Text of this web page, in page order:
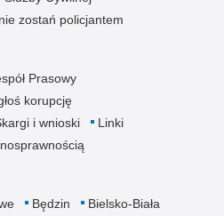
zostań policjantem
Prasowy
korupcję
i wnioski
Linki
Będzin
Bielsko-Biała